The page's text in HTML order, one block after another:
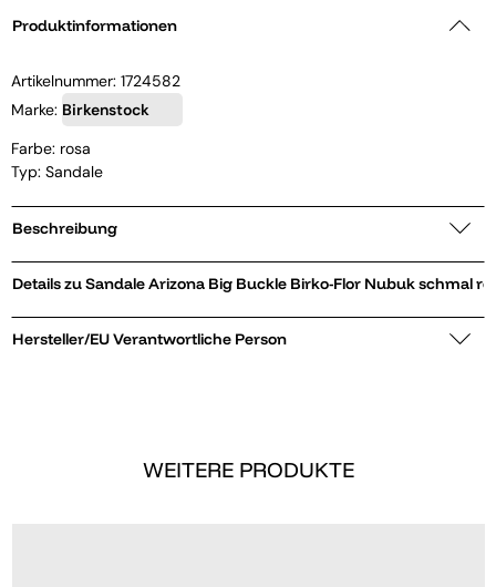
Produktinformationen
Artikelnummer: 1724582
Marke: Birkenstock
Farbe: rosa
Typ: Sandale
Beschreibung
Details zu Sandale Arizona Big Buckle Birko-Flor Nubuk schmal
Hersteller/EU Verantwortliche Person
WEITERE PRODUKTE